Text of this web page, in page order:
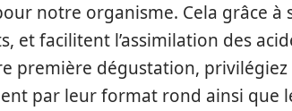
notre organisme. Cela grâce
et facilitent l’assimilation des
première dégustation, privilégiez
par leur format rond ainsi que